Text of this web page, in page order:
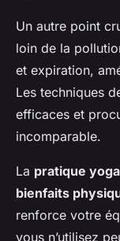
Un autre point
loin de la
et expiration,
Les techniques
efficaces et
incomparable.
La pratique yoga
bienfaits
renforce votre
vous n’utilisez